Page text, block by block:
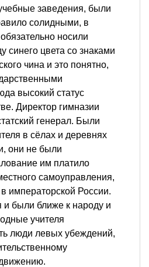
заведения, были
солидными, в
носили
цвета со знаками
чина и это понятно,
высокий статус
Директор гимназии
генерал. Были
в сёлах и деревнях
они не были
им платило
самоуправления,
императорской России.
и были ближе к народу и
учителя
люди левых убеждений,